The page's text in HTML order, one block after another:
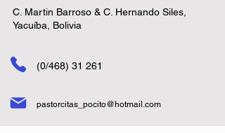
C. Martin Barroso & C. Hernando Siles,
Yacuíba, Bolivia
(0/468) 31 261
pastorcitas_pocito@hotmail.com